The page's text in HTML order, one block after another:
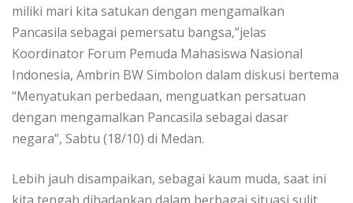
miliki mari kita satukan dengan mengamalkan
Pancasila sebagai pemersatu bangsa,”jelas
Koordinator Forum Pemuda Mahasiswa Nasional
Indonesia, Ambrin BW Simbolon dalam diskusi bertema
“Menyatukan perbedaan, menguatkan persatuan
dengan mengamalkan Pancasila sebagai dasar
negara”, Sabtu (18/10) di Medan.
Lebih jauh disampaikan, sebagai kaum muda, saat ini